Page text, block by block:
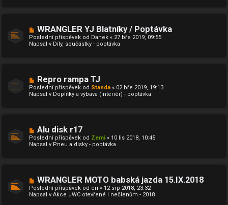
ě
e
k
N
o
v
ý
ě
v
WRANGLER YJ Blatníky / Poptávka
Poslední příspěvek od Danek « 27 bře 2019, 09:55
Napsal v Díly, součástky - poptávka
N
o
v
ý
p
ě
v
Repro rampa TJ
Poslední příspěvek od Standa « 02 bře 2019, 19:13
Napsal v Doplňky a výbava (interiér) - poptávka
N
o
v
ý
p
ě
v
Alu disk r17
Poslední příspěvek od Zemi « 10 lis 2018, 10:45
Napsal v Pneu a disky - poptávka
N
o
v
ý
WRANGLER MOTO babská jazda 15.IX.2018
Poslední příspěvek od eri « 12 srp 2018, 23:32
Napsal v Akce JWC otevřené i nečlenům - 2018